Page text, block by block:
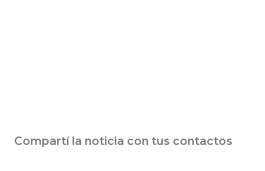
Compartí la noticia con tus contactos